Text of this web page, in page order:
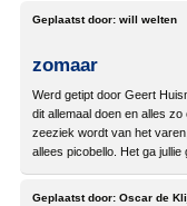
Geplaatst door: will welten
zomaar
Werd getipt door Geert
dit allemaal doen en alles
zeeziek wordt van het
allees picobello. Het ga jullie
Geplaatst door: Oscar de